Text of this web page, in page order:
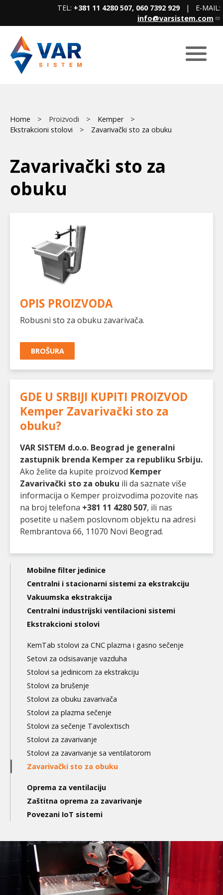
content
TEL: +381 11 4280 507, 060 7392 929| E-MAIL:
info@varsistem.com
Main
Breadcrumb
Home Proizvodi
Kemper
Ekstrakcioni stolovi
Zavarivački sto za obuku
Zavarivački sto za
obuku
OPIS PROIZVODA
Robusni sto za obuku zavarivača.
BROŠURA
GDE U SRBIJI KUPITI PROIZVOD
Kemper Zavarivački sto za
obuku?
VAR SISTEM d.o.o. Beograd je generalni
zastupnik brenda Kemper za republiku Srbiju.
Ako želite da kupite proizvod Kemper
Zavarivački sto za obuku ili da saznate više
informacija o Kemper proizvodima pozovite nas
na broj telefona +381 11 4280 507, ili nas
posetite u našem poslovnom objektu na adresi
Rembrantova 66, 11070 Novi Beograd.
Main
navigation
3nd
level
Mobilne filter jedinice
Centralni i stacionarni sistemi za ekstrakciju
Vakuumska ekstrakcija
Centralni industrijski ventilacioni sistemi
Ekstrakcioni stolovi
KemTab stolovi za CNC plazma i gasno sečenje
Setovi za odsisavanje vazduha
Stolovi sa jedinicom za ekstrakciju
Stolovi za brušenje
Stolovi za obuku zavarivača
Stolovi za plazma sečenje
Stolovi za sečenje Tavolextisch
Stolovi za zavarivanje
Stolovi za zavarivanje sa ventilatorom
Zavarivački sto za obuku
Oprema za ventilaciju
Zaštitna oprema za zavarivanje
Povezani IoT sistemi